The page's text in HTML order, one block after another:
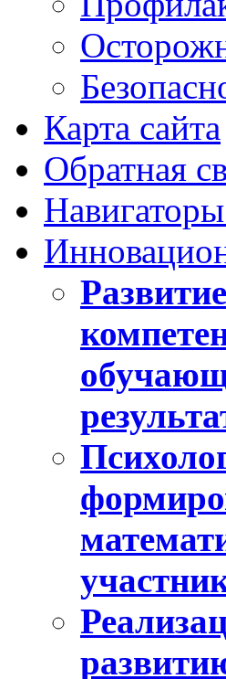
Карта сайта
Обратная
Навигаторы